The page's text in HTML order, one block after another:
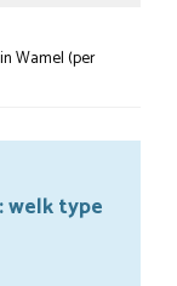
Wamel (per
welk type